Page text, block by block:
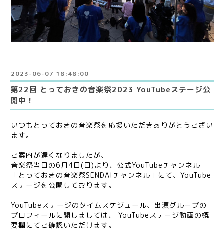
2023-06-07 18:48:00
第22回 とっておきの音楽祭2023 YouTubeステージ公
開中！
いつもとっておきの音楽祭を応援いただきありがとうござい
ます。
ご案内が遅くなりましたが、
音楽祭当日の6月4日(日)より、公式YouTubeチャンネル
「とっておきの音楽祭SENDAIチャンネル」にて、YouTube
ステージを公開しております。
YouTubeステージのタイムスケジュール、出演グループの
プロフィールに関しましては、 YouTubeステージ動画の概
要欄にてご確認いただけます。